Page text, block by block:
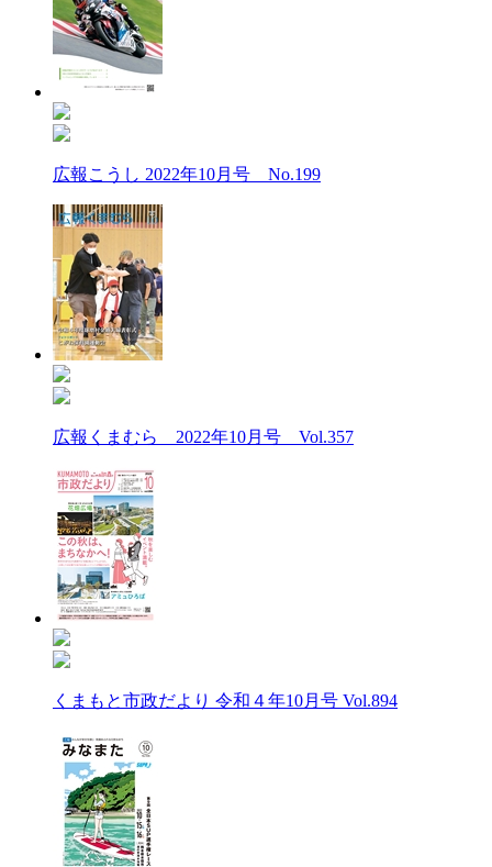
広報こうし 2022年10月号 No.199
広報くまむら 2022年10月号 Vol.357
くまもと市政だより 令和４年10月号 Vol.894